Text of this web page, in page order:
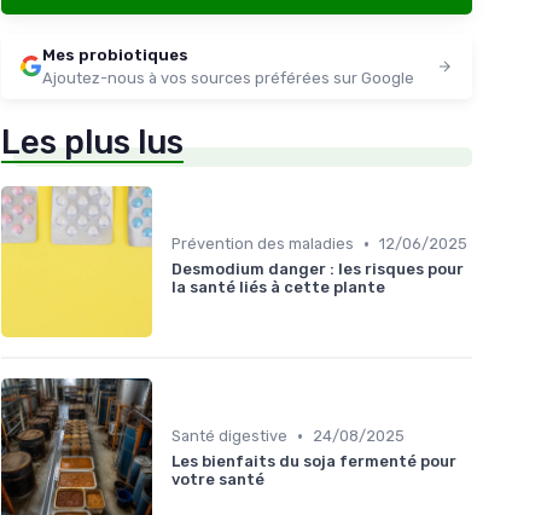
★★★★★
★★★★★ 4,4/5 — 425 avis
Voir l'offre
Mes probiotiques
Ajoutez-nous à vos sources préférées sur Google
Les plus lus
Prévention des maladies • 12/06/2025
Desmodium danger : les risques pour
la santé liés à cette plante
Santé digestive •
24/08/2025
Les bienfaits du soja fermenté pour
votre santé